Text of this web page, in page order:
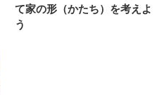
て家の形（かたち）を考えよ
う